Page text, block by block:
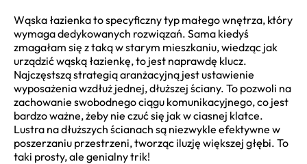
Wąska łazienka to specyficzny typ małego wnętrza, który
wymaga dedykowanych rozwiązań. Sama kiedyś
zmagałam się z taką w starym mieszkaniu, wiedząc jak
urządzić wąską łazienkę, to jest naprawdę klucz.
Najczęstszą strategią aranżacyjną jest ustawienie
wyposażenia wzdłuż jednej, dłuższej ściany. To pozwoli na
zachowanie swobodnego ciągu komunikacyjnego, co jest
bardzo ważne, żeby nie czuć się jak w ciasnej klatce.
Lustra na dłuższych ścianach są niezwykle efektywne w
poszerzaniu przestrzeni, tworząc iluzję większej głębi. To
taki prosty, ale genialny trik!